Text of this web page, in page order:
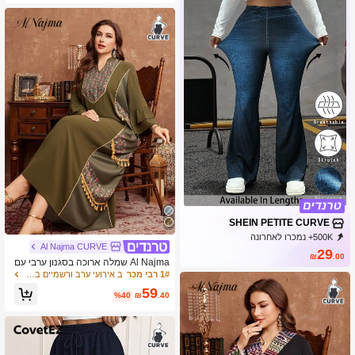
SHEIN PETITE CURVE
500K+ נמכרו לאחרונה
₪29.00
Al Najma CURVE
Al Najma שמלה ארוכה בסגנון ערבי עם
הדפס וגזרה רחבה לנשים במידות גדולו
1# רבי מכר ב אירועי ערב ורשמיים בגדים ערביים במידות גדולות
₪59.40
%40